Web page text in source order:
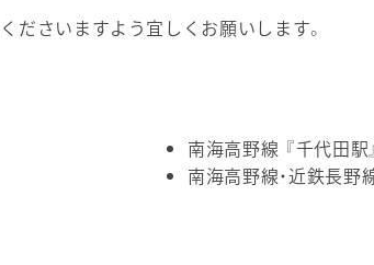
ださいますよう宜しくお願いします。
南海高野線 『千代田
南海高野線・近鉄長野